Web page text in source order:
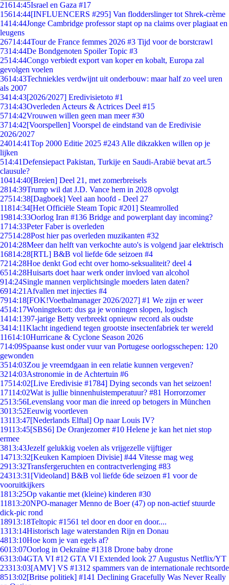
21614:45Israel en Gaza #17
15614:44[INFLUENCERS #295] Van flodderslinger tot Shrek-crème
1414:44Jonge Cambridge professor stapt op na claims over plagiaat en
leugens
26714:44Tour de France femmes 2026 #3 Tijd voor de borstcrawl
7314:44De Bondgenoten Spoiler Topic #3
2514:44Congo verbiedt export van koper en kobalt, Europa zal
gevolgen voelen
3614:43Techniekles verdwijnt uit onderbouw: maar half zo veel uren
als 2007
3414:43[2026/2027] Eredivisietoto #1
7314:43Overleden Acteurs & Actrices Deel #15
5714:42Vrouwen willen geen man meer #30
3714:42[Voorspellen] Voorspel de eindstand van de Eredivisie
2026/2027
24014:41Top 2000 Editie 2025 #243 Alle dikzakken willen op je
lijken
514:41Defensiepact Pakistan, Turkije en Saudi-Arabië bevat art.5
clausule?
10414:40[Breien] Deel 21, met zomerbreisels
2814:39Trump wil dat J.D. Vance hem in 2028 opvolgt
27514:38[Dagboek] Veel aan hoofd - Deel 27
11814:34[Het Officiële Steam Topic #201] Steamrolled
19814:33Oorlog Iran #136 Bridge and powerplant day incoming?
1714:33Peter Faber is overleden
27514:28Post hier pas overleden muzikanten #32
2014:28Meer dan helft van verkochte auto's is volgend jaar elektrisch
16814:28[RTL] B&B vol liefde 6de seizoen #4
7214:28Hoe denkt God echt over homo-seksualiteit? deel 4
6514:28Huisarts doet haar werk onder invloed van alcohol
914:24Single mannen verplichtsingle moeders laten daten?
6914:21 Afvallen met injecties #4
7914:18[FOK!Voetbalmanager 2026/2027] #1 We zijn er weer
4514:17Woningtekort: dus ga je woningen slopen, logisch
1414:1397-jarige Betty verbreekt opnieuw record als oudste
3414:11Klacht ingediend tegen grootste insectenfabriek ter wereld
11614:10Hurricane & Cyclone Season 2026
714:09Spaanse kust onder vuur van Portugese oorlogsschepen: 120
gewonden
3514:03Zou je vreemdgaan in een relatie kunnen vergeven?
3214:03Astronomie in de Achtertuin #6
17514:02[Live Eredivisie #1784] Dying seconds van het seizoen!
17114:02Wat is jullie binnenhuistemperatuur? #81 Horrorzomer
2513:56Levenslang voor man die inreed op betogers in München
3013:52Eeuwig voortleven
13113:47[Nederlands Elftal] Op naar Louis IV?
19113:45[SBS6] De Oranjezomer #10 Helene je kan het niet stop
ermee
3813:43Jezelf gelukkig voelen als vrijgezelle vijftiger
14713:32[Keuken Kampioen Divisie] #44 Vitesse mag weg
2913:32Transfergeruchten en contractverlenging #83
24313:31 [Videoland] B&B vol liefde 6de seizoen #1 voor de
vooruitkijkers
1813:25Op vakantie met (kleine) kinderen #30
11813:20NPO-manager Menno de Boer (47) op non-actief stuurde
dick-pic rond
18913:18Teltopic #1561 tel door en door en door....
1313:14Historisch lage waterstanden Rijn en Donau
4813:10Hoe kom je van egels af?
6013:07Oorlog in Oekraïne #1318 Drone baby drone
6313:04GTA VI #12 GTA VI Extended look 27 Augustus Netflix/YT
23313:03[AMV] VS #1312 spammers van de internationale rechtsorde
8513:02[Britse politiek] #141 Declining Gracefully Was Never Really